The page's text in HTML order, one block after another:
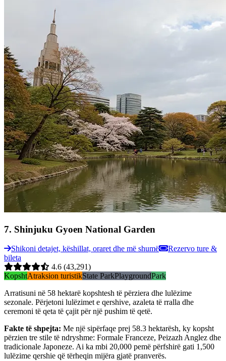
7. Shinjuku Gyoen National Garden
Shikoni detajet, këshillat, oraret dhe më shumë
Rezervo ture &
bileta
4.6 (43,291)
KopshtAtraksion turistikState ParkPlaygroundPark
Arratisuni në 58 hektarë kopshtesh të përziera dhe lulëzime
sezonale. Përjetoni lulëzimet e qershive, azaleta të rralla dhe
ceremoni të qeta të çajit për një pushim të qetë.
Fakte të shpejta: Me një sipërfaqe prej 58.3 hektarësh, ky kopsht
përzien tre stile të ndryshme: Formale Franceze, Peizazh Anglez dhe
tradicionale Japoneze. Ai ka mbi 20,000 pemë përfshirë gati 1,500
lulëzime qershie që tërheqin mijëra gjatë pranverës.